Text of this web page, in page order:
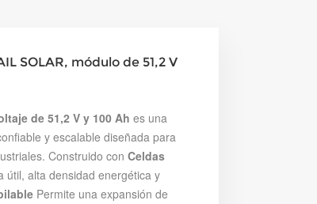
SOLAR, módulo de 51,2 V
de 51,2 V y 100 Ah es una
y escalable diseñada para
Construido con Celdas
útil, alta densidad energética y
Permite una expansión de